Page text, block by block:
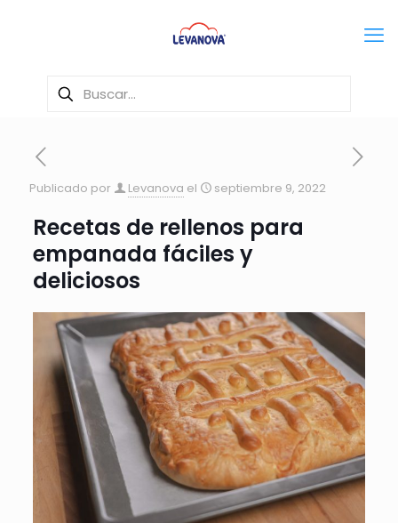
Publicado por Levanova el septiembre 9, 2022
Recetas de rellenos para
empanada fáciles y
deliciosos